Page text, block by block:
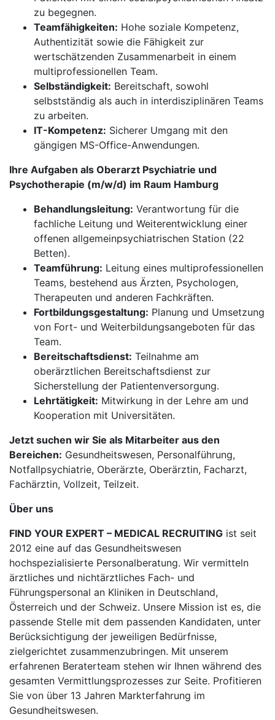
zu begegnen.
Teamfähigkeiten: Hohe soziale Kompetenz,
Authentizität sowie die Fähigkeit zur
wertschätzenden Zusammenarbeit in einem
multiprofessionellen Team.
Selbständigkeit: Bereitschaft, sowohl
selbstständig als auch in interdisziplinären Teams
zu arbeiten.
IT-Kompetenz: Sicherer Umgang mit den
gängigen MS-Office-Anwendungen.
Ihre Aufgaben als Oberarzt Psychiatrie und
Psychotherapie (m/w/d) im Raum Hamburg
Behandlungsleitung: Verantwortung für die
fachliche Leitung und Weiterentwicklung einer
offenen allgemeinpsychiatrischen Station (22
Betten).
Teamführung: Leitung eines multiprofessionellen
Teams, bestehend aus Ärzten, Psychologen,
Therapeuten und anderen Fachkräften.
Fortbildungsgestaltung: Planung und Umsetzung
von Fort- und Weiterbildungsangeboten für das
Team.
Bereitschaftsdienst: Teilnahme am
oberärztlichen Bereitschaftsdienst zur
Sicherstellung der Patientenversorgung.
Lehrtätigkeit: Mitwirkung in der Lehre am und
Kooperation mit Universitäten.
Jetzt suchen wir Sie als Mitarbeiter aus den
Bereichen: Gesundheitswesen, Personalführung,
Notfallpsychiatrie, Oberärzte, Oberärztin, Facharzt,
Fachärztin, Vollzeit, Teilzeit.
Über uns
FIND YOUR EXPERT – MEDICAL RECRUITING ist seit
2012 eine auf das Gesundheitswesen
hochspezialisierte Personalberatung. Wir vermitteln
ärztliches und nichtärztliches Fach- und
Führungspersonal an Kliniken in Deutschland,
Österreich und der Schweiz. Unsere Mission ist es, die
passende Stelle mit dem passenden Kandidaten, unter
Berücksichtigung der jeweiligen Bedürfnisse,
zielgerichtet zusammenzubringen. Mit unserem
erfahrenen Beraterteam stehen wir Ihnen während des
gesamten Vermittlungsprozesses zur Seite. Profitieren
Sie von über 13 Jahren Markterfahrung im
Gesundheitswesen.